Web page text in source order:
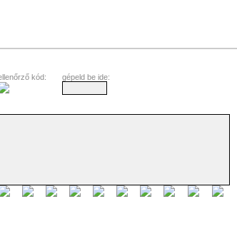
kód: gépeld be ide: